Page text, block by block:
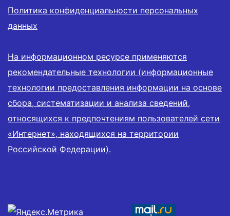
Политика конфиденциальности персональных
данных
На информационном ресурсе применяются
рекомендательные технологии (информационные
технологии предоставления информации на основе
сбора, систематизации и анализа сведений,
относящихся к предпочтениям пользователей сети
«Интернет», находящихся на территории
Российской Федерации).